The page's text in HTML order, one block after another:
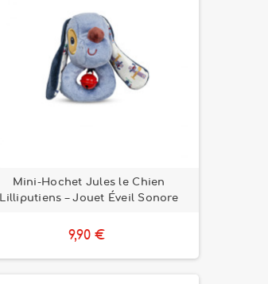
Mini-Hochet Jules le Chien
Lilliputiens – Jouet Éveil Sonore
9,90 €